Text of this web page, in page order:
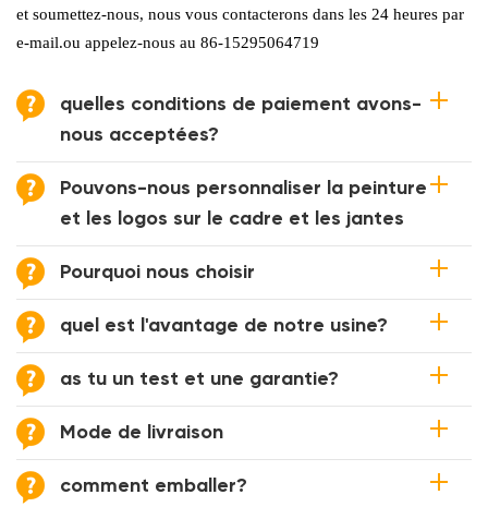
et soumettez-nous, nous vous contacterons dans les 24 heures par
e-mail.ou appelez-nous au 86-15295064719
quelles conditions de paiement avons-
nous acceptées?
Pouvons-nous personnaliser la peinture
et les logos sur le cadre et les jantes
Pourquoi nous choisir
quel est l'avantage de notre usine?
as tu un test et une garantie?
Mode de livraison
comment emballer?